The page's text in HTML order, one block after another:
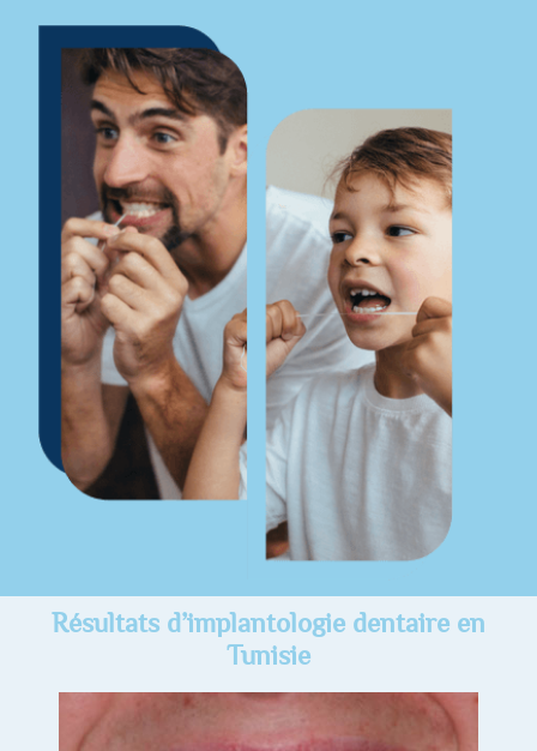
Résultats d’implantologie dentaire en
Tunisie